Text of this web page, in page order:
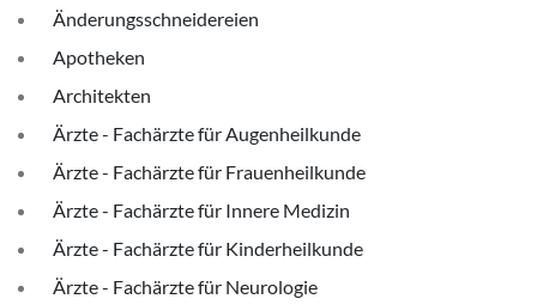
Änderungsschneidereien
Apotheken
Architekten
Ärzte - Fachärzte für Augenheilkunde
Ärzte - Fachärzte für Frauenheilkunde
Ärzte - Fachärzte für Innere Medizin
Ärzte - Fachärzte für Kinderheilkunde
Ärzte - Fachärzte für Neurologie